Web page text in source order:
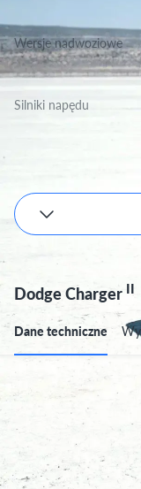
Wersje nadwoziowe
Sedan
Silniki napędu
Podane wartości są
Dodge Charger II
Dane techniczne